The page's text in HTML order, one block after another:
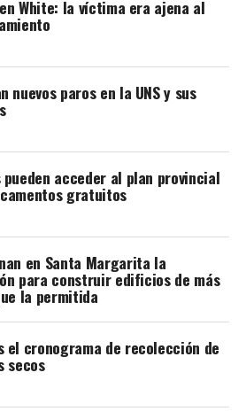
White: la víctima era ajena al
nuevos paros en la UNS y sus
pueden acceder al plan provincial
gratuitos
en Santa Margarita la
para construir edificios de más
la permitida
el cronograma de recolección de
secos